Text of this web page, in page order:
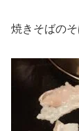
焼きそばの